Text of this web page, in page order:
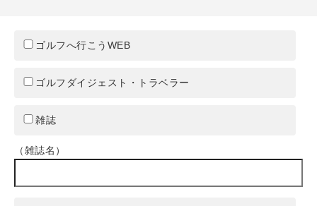
ゴルフへ行こうWEB
ゴルフダイジェスト・トラベラー
雑誌
（雑誌名）